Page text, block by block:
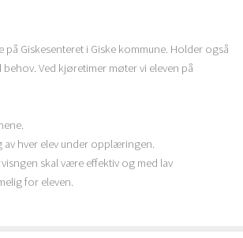
Giskesenteret i Giske kommune. Holder også
behov. Ved kjøretimer møter vi eleven på
hver elev under opplæringen.
skal være effektiv og med lav
for eleven.